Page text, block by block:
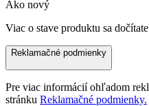
Ako nový
Viac o stave produktu sa
Reklamačné podmienky
Pre viac informácií ohľadom
stránku Reklamačné podmienky.